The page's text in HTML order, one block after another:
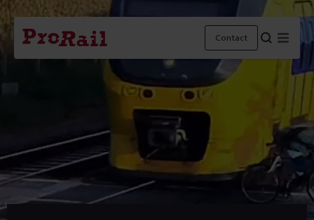
Navigatie
Homepage
ProRail
Contact